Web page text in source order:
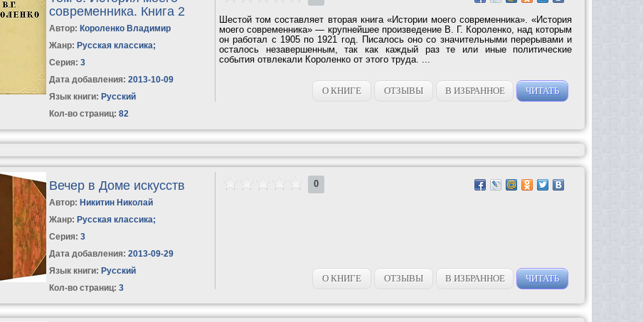
современника. Книга 2
Автор: Короленко Владимир
Жанр: Русская классика;
Серия:3
Дата добавления: 2013-10-09
Язык книги: Русский
Кол-во страниц: 82
Шестой том составляет вторая книга «Истории моего современника». «История
моего современника» — крупнейшее произведение В. Г. Короленко, над которым
он работал с 1905 по 1921 год. Писалось оно со значительными перерывами и
осталось незавершенным, так как каждый раз те или иные политические
события отвлекали Короленко от этого труда. ...
О КНИГЕ ОТЗЫВЫ В ИЗБРАННОЕ ЧИТАТЬ
Вечер в Доме искусств
Автор: Никитин Николай
Жанр: Русская классика;
Серия:3
Дата добавления: 2013-09-29
Язык книги: Русский
Кол-во страниц: 3
0
О КНИГЕ ОТЗЫВЫ В ИЗБРАННОЕ ЧИТАТЬ